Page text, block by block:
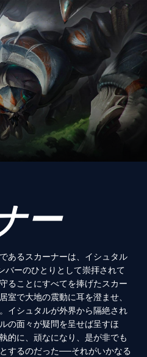
ー
あるスカーナーは、イシュタル
バーのひとりとして崇拝されて
ることにすべてを捧げたスカー
室で大地の震動に耳を澄ませ、
イシュタルが外界から隔絶され
の面々が疑問を呈せば呈すほ
的に、頑なになり、是が非でも
するのだった──それがいかなる